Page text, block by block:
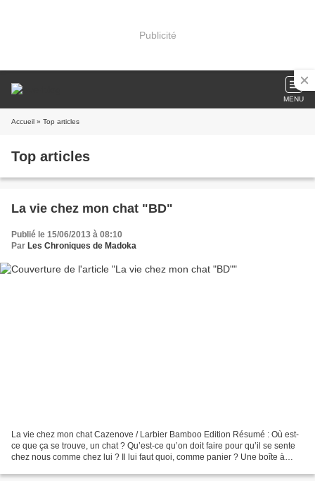
Publicité
MENU
Accueil » Top articles
Top articles
La vie chez mon chat "BD"
Publié le 15/06/2013 à 08:10
Par Les Chroniques de Madoka
La vie chez mon chat Cazenove / Larbier Bamboo Edition Résumé : Où est-
ce que ça se trouve, un chat ? Qu’est-ce qu’on doit faire pour qu’il se sente
chez nous comme chez lui ? Il lui faut quoi, comme panier ? Une boîte à